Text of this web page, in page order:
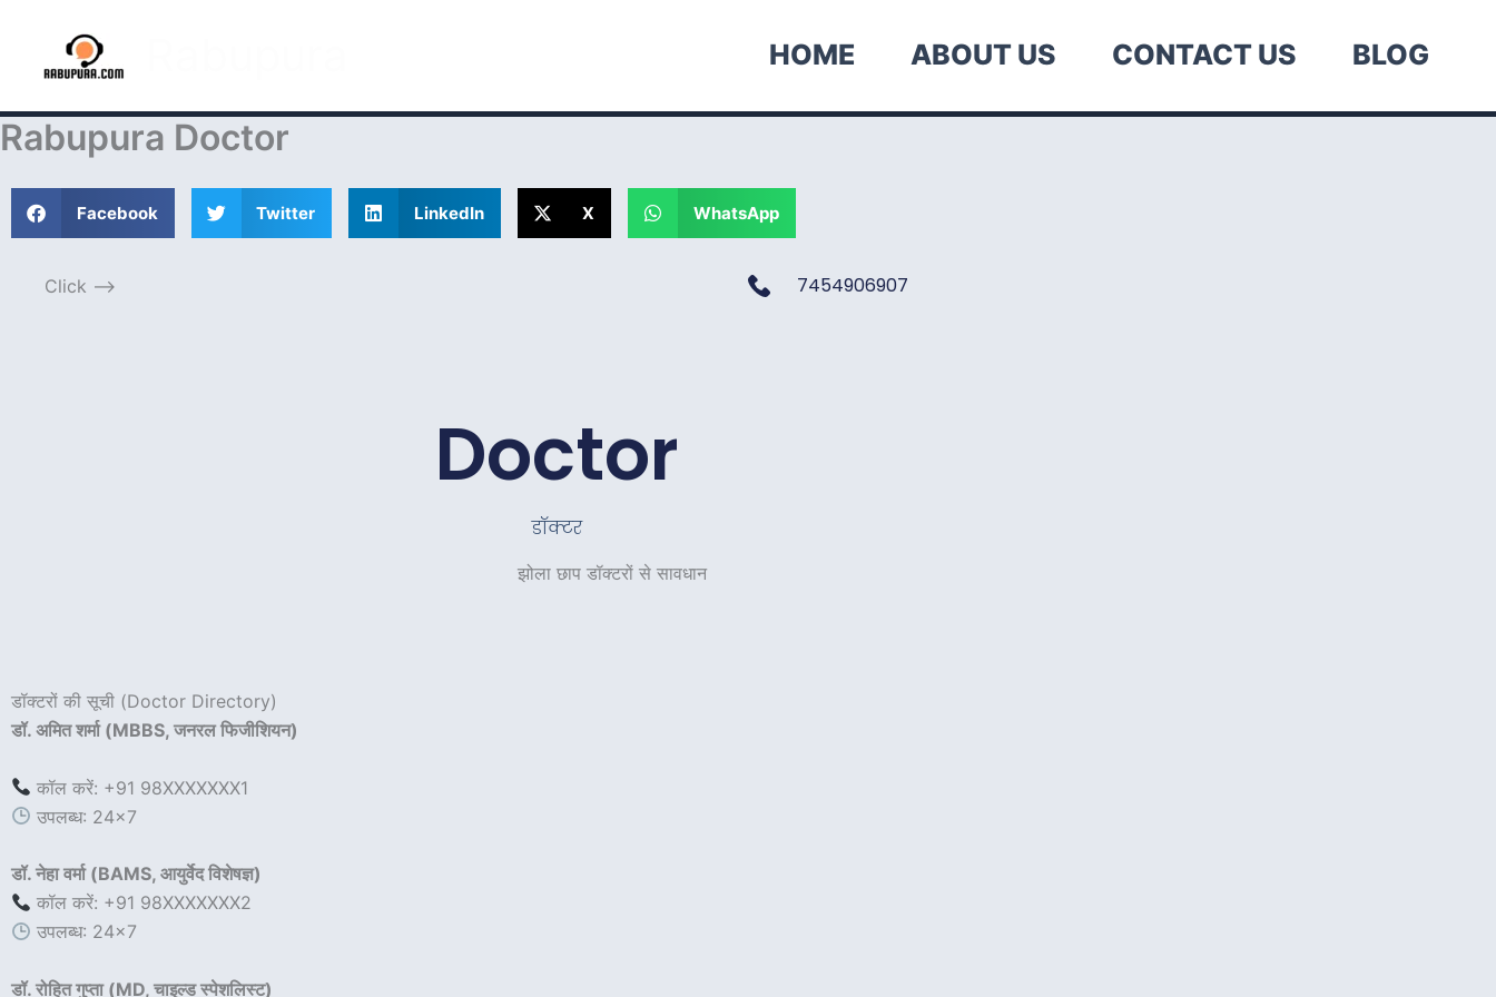
content
HOME ABOUT US CONTACT US BLOG
Rabupura Doctor
Facebook Twitter LinkedIn X WhatsApp
Click --> 7454906907
Doctor
डॉक्टर
झोला छाप डॉक्टरों से सावधान
डॉक्टरों की सूची (Doctor Directory)
डॉ. अमित शर्मा (MBBS, जनरल फिजीशियन)
कॉल करें: +91 98XXXXXXX1
उपलब्ध: 24×7
डॉ. नेहा वर्मा (BAMS, आयुर्वेद विशेषज्ञ)
कॉल करें: +91 98XXXXXXX2
उपलब्ध: 24×7
डॉ. रोहित गुप्ता (MD, चाइल्ड स्पेशलिस्ट)